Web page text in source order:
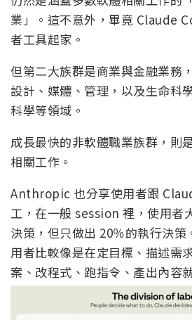
業」。這不意外，畢竟 Claude
者工具起家。
但第二大族群是商業與金融業務
設計、媒體、管理，以及生命科
科學等領域。
成長最快的非軟體職業族群，則
相關工作。
Anthropic 也分享使用者跟
工，在一般 session 裡，使用者
決策，但只做出 20％的執行決策
用者比較像是在定目標、描述需
案、改程式、跑指令、產出內容